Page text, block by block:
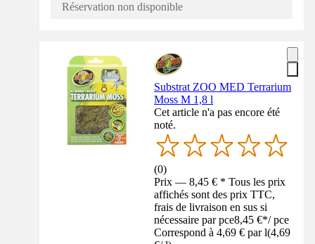
Réservation non disponible
Substrat ZOO MED Terrarium
Moss M 1,8 l
Cet article n'a pas encore été
noté.
(0)
Prix — 8,45 € * Tous les prix
affichés sont des prix TTC,
frais de livraison en sus si
nécessaire par pce8,45 €*/ pce
Correspond à 4,69 € par l(4,69